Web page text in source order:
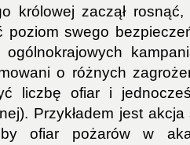
królowej zaczął
poziom swego
o różnych
liczbę ofiar i
Przykładem jest
ofiar pożarów w